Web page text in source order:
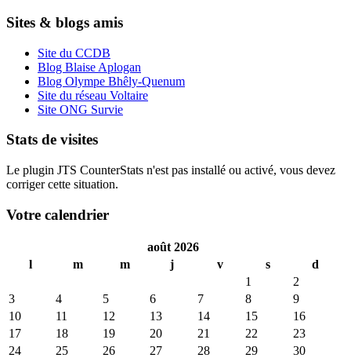
Sites & blogs amis
Site du CCDB
Blog Blaise Aplogan
Blog Olympe Bhêly-Quenum
Site du réseau Voltaire
Site ONG Survie
Stats de visites
Le plugin JTS CounterStats n'est pas installé ou activé, vous devez
corriger cette situation.
Votre calendrier
août 2026
l
m m j v s
d
1
2
3
4 5 6 7 8
9
10
11 12 13 14 15
16
17
18 19 20 21 22
23
24
25 26 27 28 29 30